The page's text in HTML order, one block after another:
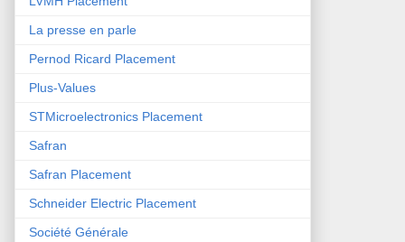
La presse en parle
Pernod Ricard Placement
Plus-Values
STMicroelectronics Placement
Safran
Safran Placement
Schneider Electric Placement
Société Générale